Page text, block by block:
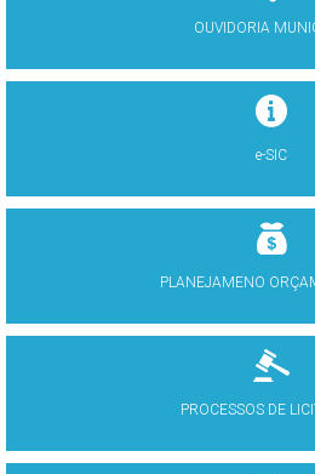
OUVIDORIA
e-SIC
PLANEJAMENO
PROCESSOS DE